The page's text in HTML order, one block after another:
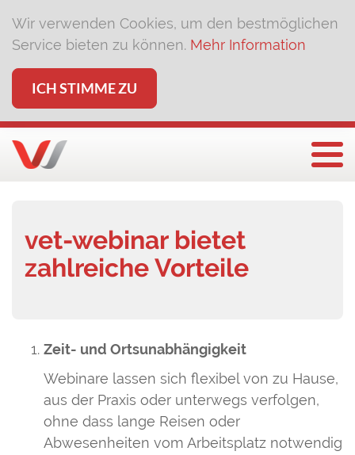
Wir verwenden Cookies, um den bestmöglichen
Service bieten zu können. Mehr Information
ICH STIMME ZU
vet-webinar bietet
zahlreiche Vorteile
Zeit- und Ortsunabhängigkeit
Webinare lassen sich flexibel von zu Hause,
aus der Praxis oder unterwegs verfolgen,
ohne dass lange Reisen oder
Abwesenheiten vom Arbeitsplatz notwendig